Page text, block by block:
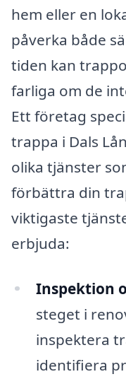
hem eller en
påverka både
tiden kan
farliga om de
Ett företag
trappa i Dals
olika tjänster
förbättra din
viktigaste
erbjuda:
Inspektion
steget i
inspektera
identifiera